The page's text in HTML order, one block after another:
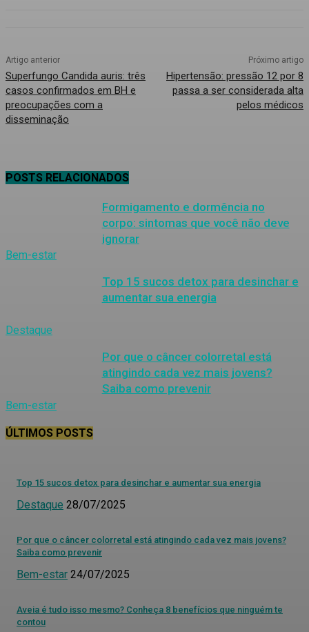
Artigo anterior
Superfungo Candida auris: três
casos confirmados em BH e
preocupações com a
disseminação
Próximo artigo
Hipertensão: pressão 12 por 8
passa a ser considerada alta
pelos médicos
POSTS RELACIONADOS
Bem-estar
Formigamento e dormência no
corpo: sintomas que você não deve
ignorar
Destaque
Top 15 sucos detox para desinchar e
aumentar sua energia
Bem-estar
Por que o câncer colorretal está
atingindo cada vez mais jovens?
Saiba como prevenir
ÚLTIMOS POSTS
Top 15 sucos detox para desinchar e aumentar sua energia
Destaque 28/07/2025
Por que o câncer colorretal está atingindo cada vez mais jovens?
Saiba como prevenir
Bem-estar 24/07/2025
Aveia é tudo isso mesmo? Conheça 8 benefícios que ninguém te
contou